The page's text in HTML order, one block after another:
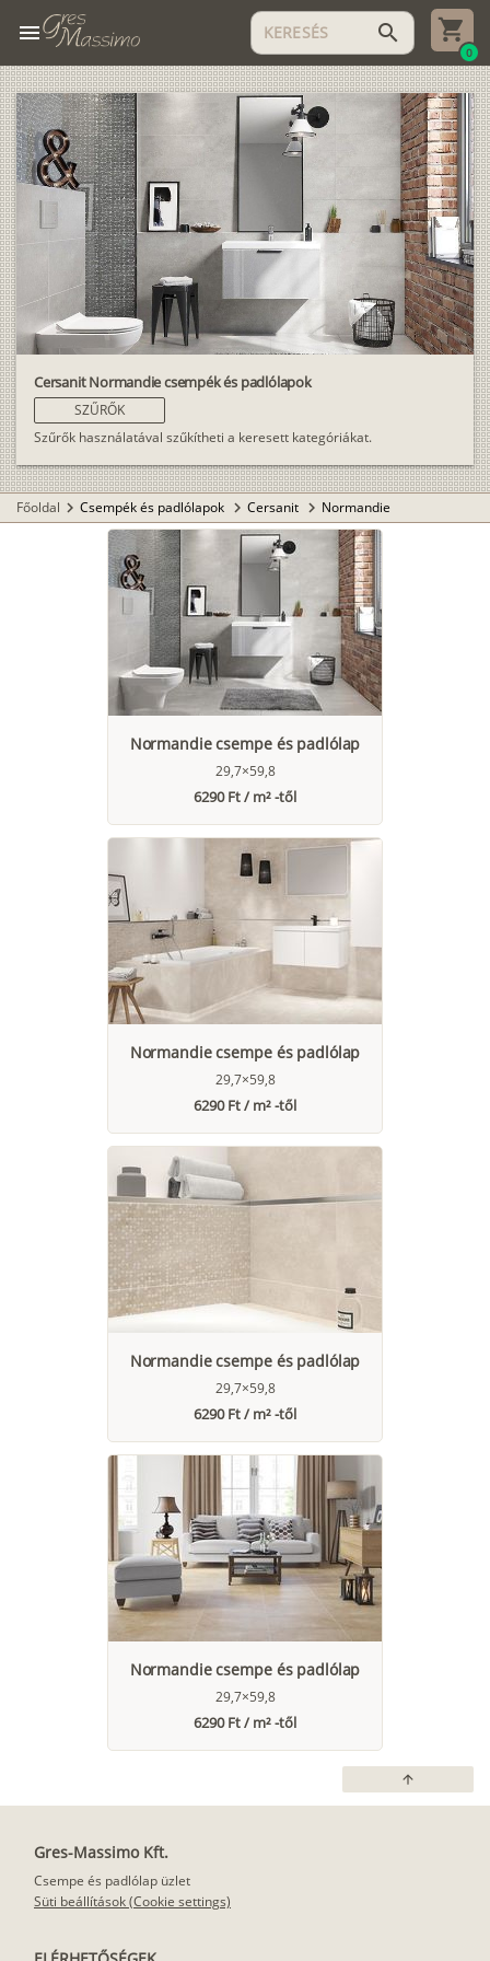
menu search
0
Cersanit Normandie csempék és padlólapok
SZŰRŐK
Szűrők használatával szűkítheti a keresett kategóriákat.
Főoldal chevron_right Csempék és padlólapok chevron_right Cersanit chevron_right Normandie
Normandie csempe és padlólap
29,7×59,8
6290 Ft / m² -től
Normandie csempe és padlólap
29,7×59,8
6290 Ft / m² -től
Normandie csempe és padlólap
29,7×59,8
6290 Ft / m² -től
Normandie csempe és padlólap
29,7×59,8
6290 Ft / m² -től
arrow_upward
Gres-Massimo Kft.
Csempe és padlólap üzlet
Süti beállítások (Cookie settings)